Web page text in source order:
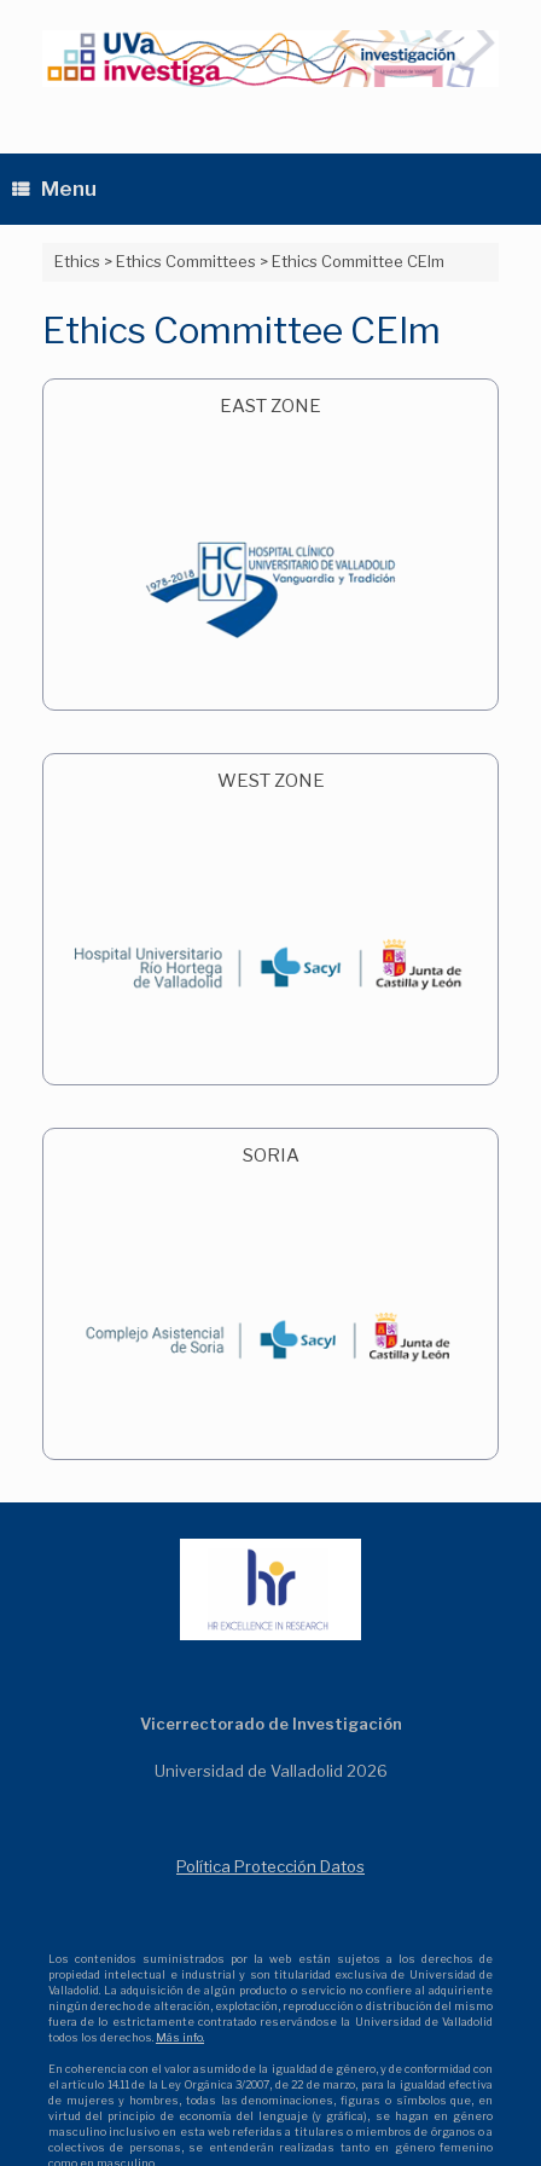
Menu
Ethics >Ethics Committees >Ethics Committee CEIm
Ethics Committee CEIm
EAST ZONE
WEST ZONE
SORIA
Vicerrectorado de Investigación
Universidad de Valladolid 2026
Política Protección Datos
Los contenidos suministrados por la web están sujetos a los derechos de
propiedad intelectual e industrial y son titularidad exclusiva de Universidad de
Valladolid. La adquisición de algún producto o servicio no confiere al adquiriente
ningún derecho de alteración, explotación, reproducción o distribución del mismo
fuera de lo estrictamente contratado reservándose la Universidad de Valladolid
todos los derechos. Más info.
En coherencia con el valor asumido de la igualdad de género, y de conformidad con
el artículo 14.11 de la Ley Orgánica 3/2007, de 22 de marzo, para la igualdad efectiva
de mujeres y hombres, todas las denominaciones, figuras o símbolos que, en
virtud del principio de economía del lenguaje (y gráfica), se hagan en género
masculino inclusivo en esta web referidas a titulares o miembros de órganos o a
colectivos de personas, se entenderán realizadas tanto en género femenino
como en masculino.